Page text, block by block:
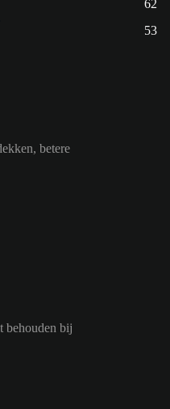
62
53
betere
behouden bij